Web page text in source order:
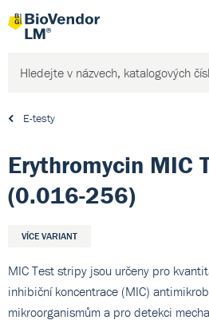
E-testy
Erythromycin MIC
(0.016-256)
VÍCE VARIANT
MIC Test stripy jsou určeny pro
inhibiční koncentrace (MIC)
mikroorganismům a pro detekci